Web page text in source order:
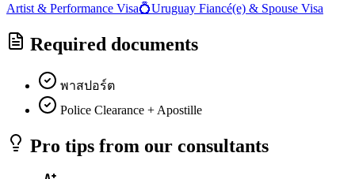
Artist & Performance Visa💍Uruguay Fiancé(e) & Spouse Visa
Required documents
พาสปอร์ต
Police Clearance + Apostille
Pro tips from our consultants